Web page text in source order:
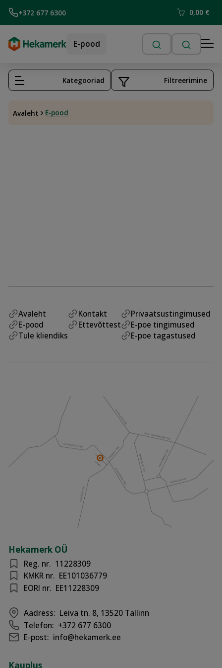
+372 677 6300 0,00 €
E-pood
Avaleht E-pood
Kategooriad Filtreerimine
Avaleht
E-pood
Tule kliendiks
Kontakt
Ettevõttest
Privaatsustingimused
E-poe tingimused
E-poe tagastused
Hekamerk OÜ
Reg. nr. 11228309
KMKR nr. EE101036779
EORI nr. EE11228309
Aadress: Leiva tn. 8, 13520 Tallinn
Telefon: +372 677 6300
E-post: info@hekamerk.ee
Kauplus